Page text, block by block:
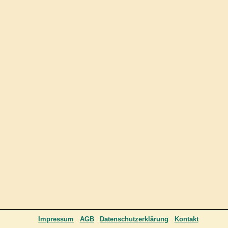
Kontakt
Datenschutzerklärung
AGB
Impressum